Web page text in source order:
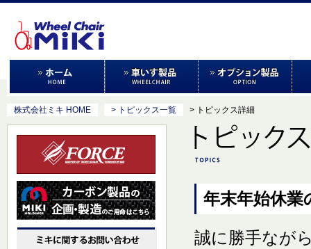
株式会社ミキ HOME > トピックス一覧 > トピックス詳細
年末年始休業
誠に勝手なが